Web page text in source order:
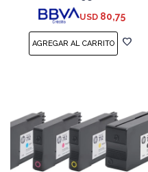
USD 80,75